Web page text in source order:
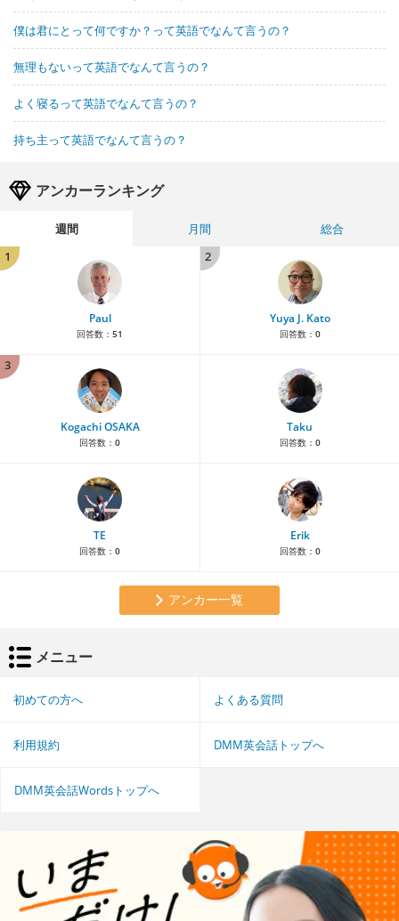
僕は君にとって何ですか？って英語でなんて言うの？
無理もないって英語でなんて言うの？
よく寝るって英語でなんて言うの？
持ち主って英語でなんて言うの？
アンカーランキング
週間 月間
総合
1
Paul
回答数： 51
2
Yuya J. Kato
回答数： 0
3
Kogachi OSAKA
回答数： 0
Taku
回答数： 0
TE
回答数： 0
Erik
回答数： 0
アンカー一覧
メニュー
初めての方へ よくある質問
利用規約 DMM英会話トップへ
DMM英会話Wordsトップへ